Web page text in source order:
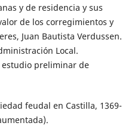
y de residencia y sus
de los corregimientos y
Juan Bautista Verdussen.
Local.
estudio preliminar de
feudal en Castilla, 1369-